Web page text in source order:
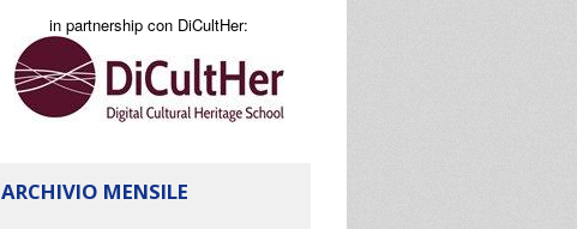
in partnership con DiCultHer:
ARCHIVIO MENSILE